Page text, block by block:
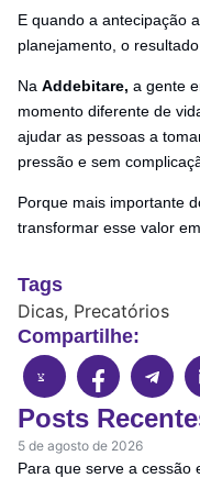
E quando a antecipação
planejamento, o
Na Addebitare, a gente
momento diferente de
ajudar as pessoas a
pressão e sem
Porque mais importante
transformar esse valor
Tags
Dicas, Precatórios
Compartilhe:
Posts
5 de agosto de 2026
Para que serve a cessão